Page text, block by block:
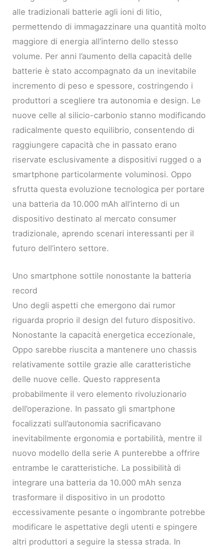
alle tradizionali batterie agli ioni di litio,
permettendo di immagazzinare una quantità molto
maggiore di energia all’interno dello stesso
volume. Per anni l’aumento della capacità delle
batterie è stato accompagnato da un inevitabile
incremento di peso e spessore, costringendo i
produttori a scegliere tra autonomia e design. Le
nuove celle al silicio-carbonio stanno modificando
radicalmente questo equilibrio, consentendo di
raggiungere capacità che in passato erano
riservate esclusivamente a dispositivi rugged o a
smartphone particolarmente voluminosi. Oppo
sfrutta questa evoluzione tecnologica per portare
una batteria da 10.000 mAh all’interno di un
dispositivo destinato al mercato consumer
tradizionale, aprendo scenari interessanti per il
futuro dell’intero settore.
Uno smartphone sottile nonostante la batteria
record
Uno degli aspetti che emergono dai rumor
riguarda proprio il design del futuro dispositivo.
Nonostante la capacità energetica eccezionale,
Oppo sarebbe riuscita a mantenere uno chassis
relativamente sottile grazie alle caratteristiche
delle nuove celle. Questo rappresenta
probabilmente il vero elemento rivoluzionario
dell’operazione. In passato gli smartphone
focalizzati sull’autonomia sacrificavano
inevitabilmente ergonomia e portabilità, mentre il
nuovo modello della serie A punterebbe a offrire
entrambe le caratteristiche. La possibilità di
integrare una batteria da 10.000 mAh senza
trasformare il dispositivo in un prodotto
eccessivamente pesante o ingombrante potrebbe
modificare le aspettative degli utenti e spingere
altri produttori a seguire la stessa strada. In